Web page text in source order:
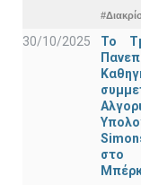
30/10/2025
Το
στο